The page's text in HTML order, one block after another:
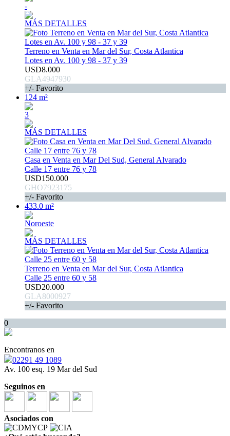
-
MÁS DETALLES
Terreno en Venta en Mar del Sur, Costa Atlantica
Lotes en Av. 100 y 98 - 37 y 39
USD8.000
GLA4947930
+/- Favorito
124 m²
3
MÁS DETALLES
Casa en Venta en Mar Del Sud, General Alvarado
Calle 17 entre 76 y 78
USD150.000
GHO7923175
+/- Favorito
433.0 m²
Noroeste
MÁS DETALLES
Terreno en Venta en Mar del Sur, Costa Atlantica
Calle 25 entre 60 y 58
USD20.000
GLA8000927
+/- Favorito
0
Encontranos en
02291 49 1089
Av. 100 esq. 19 Mar del Sud
Seguinos en
Asociados con